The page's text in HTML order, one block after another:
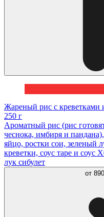
Жареный рис с креветками
250 г
Ароматный рис (рис
чеснока, имбиря и
яйцо, ростки сои, зеленый
креветки, соус таре и соус
лук сибулет
от